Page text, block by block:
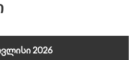
2026